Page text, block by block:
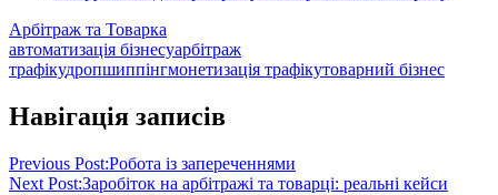
Арбітраж та Товарка
автоматизація бізнесуарбітраж
трафікудропшиппінгмонетизація трафікутоварний бізнес
Навігація записів
Previous Post:Робота із запереченнями
Next Post:Заробіток на арбітражі та товарці: реальні кейси